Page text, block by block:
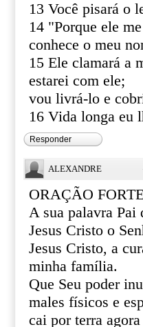
13 Você pisará o
14 "Porque ele
conhece o meu
15 Ele clamará a
estarei com ele;
vou livrá-lo e
16 Vida longa eu
Responder
ALEXANDRE
ORAÇÃO
A sua palavra Pai
Jesus Cristo o
Jesus Cristo, a
minha família.
Que Seu poder
males físicos e
cai por terra